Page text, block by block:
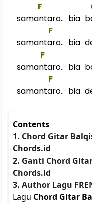
F
samantaro.. bia
F
samantaro.. bia
F
samantaro.. bia
F
samantaro.. bia
Contents
1. Chord Gitar
Chords.id
2. Ganti Chord
Chords.id
3. Author Lagu
Lagu Chord Gitar